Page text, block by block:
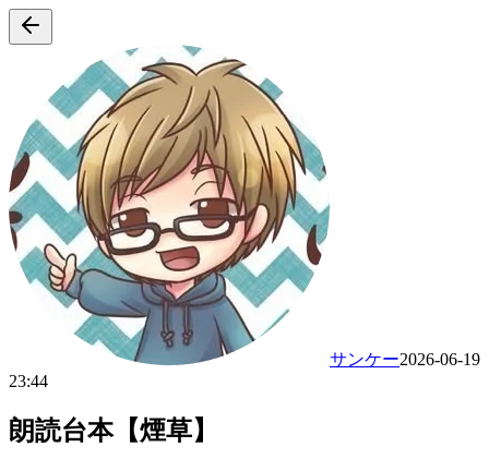
サンケー2026-06-19
23:44
朗読台本【煙草】